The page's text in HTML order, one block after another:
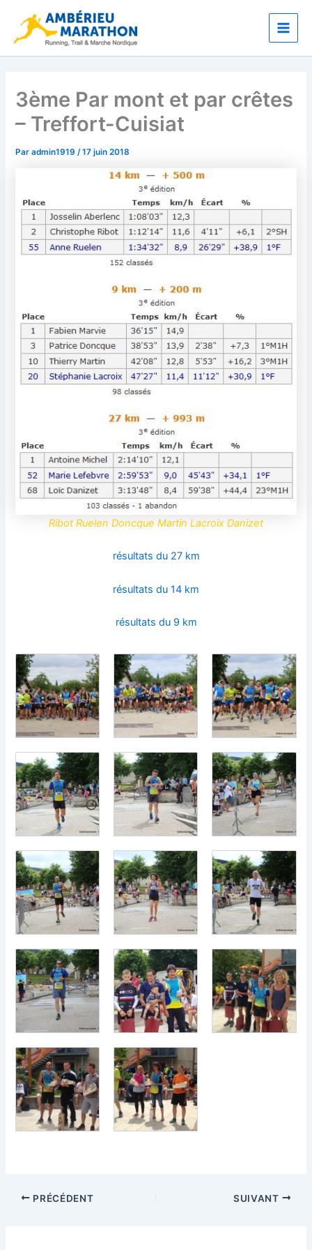
contenu
Main
3ème Par mont et par crêtes
– Treffort-Cuisiat
Paradmin1919/17 juin 2018
Ribot Ruelen Doncque Martin Lacroix Danizet
résultats du 27 km
résultats du 14 km
résultats du 9 km
PRÉCÉDENT SUIVANT